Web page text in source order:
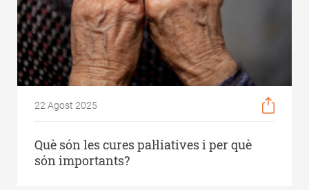
22 Agost 2025
Què són les cures pal·liatives i per què
són importants?